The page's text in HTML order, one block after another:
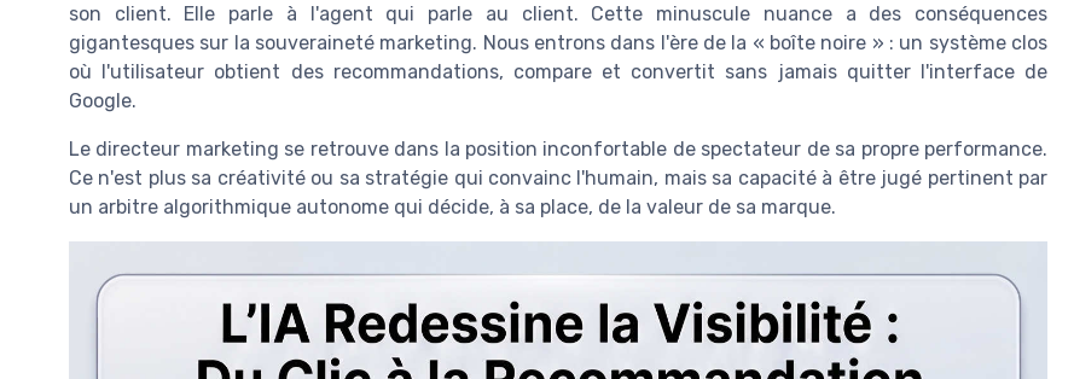
son client. Elle parle à l'agent qui parle au client. Cette minuscule nuance a des conséquences
gigantesques sur la souveraineté marketing. Nous entrons dans l'ère de la « boîte noire » : un système clos
où l'utilisateur obtient des recommandations, compare et convertit sans jamais quitter l'interface de
Google.
Le directeur marketing se retrouve dans la position inconfortable de spectateur de sa propre performance.
Ce n'est plus sa créativité ou sa stratégie qui convainc l'humain, mais sa capacité à être jugé pertinent par
un arbitre algorithmique autonome qui décide, à sa place, de la valeur de sa marque.